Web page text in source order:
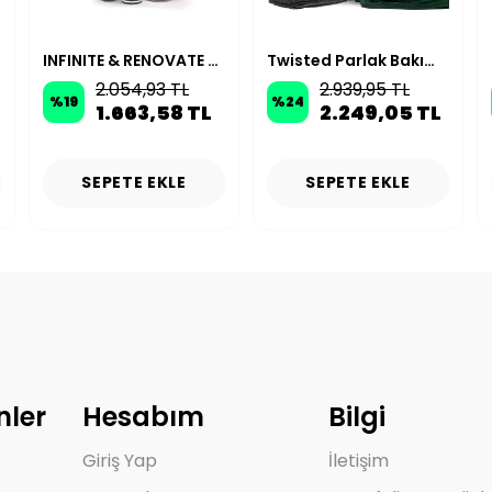
INFINITE & RENOVATE Deri ve Plastik Bakım Temizlik Paketi
%19 2.054,93 TL
1.663,58 TL
SEPETE EKLE
Twisted Parlak Bakım Yıkama Paketi
%24 2.939,95 TL
2.249,05 TL
SEPETE EKLE
Hesabım
Giriş Yap
Bilgi
İletişim